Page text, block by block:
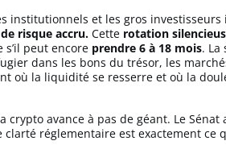
institutionnels et les gros
risque accru. Cette rotation
peut encore prendre 6 à 18 mois. La
dans les bons du trésor, les
où la liquidité se resserre et où la
crypto avance à pas de géant. Le
clarté réglementaire est exactement